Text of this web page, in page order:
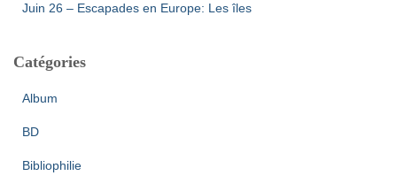
Juin 26 – Escapades en Europe: Les îles
Catégories
Album
BD
Bibliophilie